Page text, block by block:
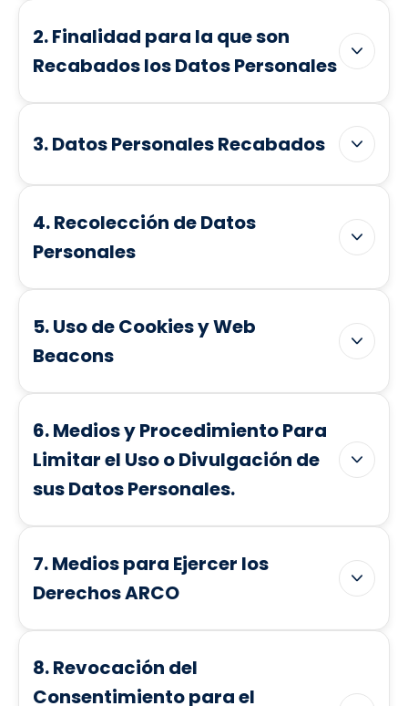
2. Finalidad para la que son
Recabados los Datos Personales
3. Datos Personales Recabados
4. Recolección de Datos
Personales
5. Uso de Cookies y Web
Beacons
6. Medios y Procedimiento Para
Limitar el Uso o Divulgación de
sus Datos Personales.
7. Medios para Ejercer los
Derechos ARCO
8. Revocación del
Consentimiento para el